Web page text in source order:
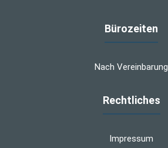
Bürozeiten
Nach Vereinbarung
Rechtliches
Impressum